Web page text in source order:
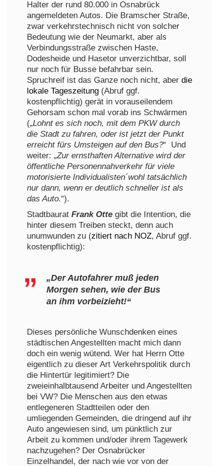
Halter der rund 80.000 in Osnabrück
angemeldeten Autos. Die Bramscher Straße,
zwar verkehrstechnisch nicht von solcher
Bedeutung wie der Neumarkt, aber als
Verbindungsstraße zwischen Haste,
Dodesheide und Hasetor unverzichtbar, soll
nur noch für Busse befahrbar sein.
Spruchreif ist das Ganze noch nicht, aber die
lokale Tageszeitung (Abruf ggf.
kostenpflichtig) gerät in vorauseilendem
Gehorsam schon mal vorab ins Schwärmen
(„Lohnt es sich noch, mit dem PKW durch
die Stadt zu fahren, oder ist jetzt der Punkt
erreicht fürs Umsteigen auf den Bus?“ Und
weiter: „Zur ernsthaften Alternative wird der
öffentliche Personennahverkehr für viele
motorisierte Individualisten´wohl tatsächlich
nur dann, wenn er deutlich schneller ist als
das Auto.“).
Stadtbaurat Frank Otte gibt die Intention, die
hinter diesem Treiben steckt, denn auch
unumwunden zu (zitiert nach NOZ, Abruf ggf.
kostenpflichtig):
„Der Autofahrer muß jeden
Morgen sehen, wie der Bus
an ihm vorbeizieht!“
Dieses persönliche Wunschdenken eines
städtischen Angestellten macht mich dann
doch ein wenig wütend. Wer hat Herrn Otte
eigentlich zu dieser Art Verkehrspolitik durch
die Hintertür legitimiert? Die
zweieinhalbtausend Arbeiter und Angestellten
bei VW? Die Menschen aus den etwas
entlegeneren Stadtteilen oder den
umliegenden Gemeinden, die dringend auf ihr
Auto angewiesen sind, um pünktlich zur
Arbeit zu kommen und/oder ihrem Tagewerk
nachzugehen? Der Osnabrücker
Einzelhandel, der nach wie vor von der